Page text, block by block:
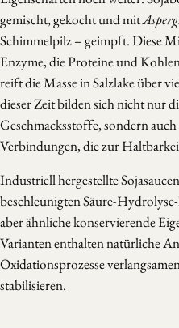
gemischt, gekocht und mit
Schimmelpilz – geimpft. Diese
Enzyme, die Proteine und
reift die Masse in Salzlake über
dieser Zeit bilden sich nicht nur
Geschmacksstoffe, sondern
Verbindungen, die zur
Industriell hergestellte
beschleunigten Säure-
aber ähnliche konservierende
Varianten enthalten natürliche
Oxidationsprozesse
stabilisieren.